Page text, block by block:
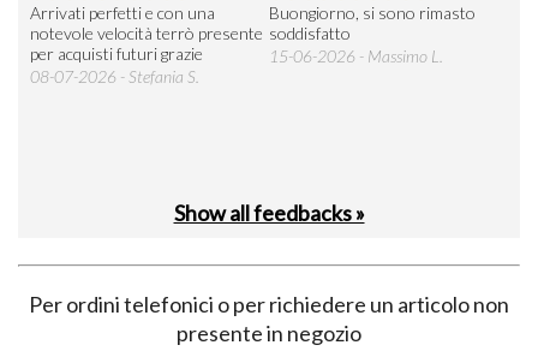
Arrivati perfetti e con una
notevole velocità terrò presente
per acquisti futuri grazie
08-07-2026 - Stefania S.
Buongiorno, si sono rimasto
soddisfatto
15-06-2026 - Massimo L.
Show all feedbacks »
Per ordini telefonici o per richiedere un articolo non
presente in negozio